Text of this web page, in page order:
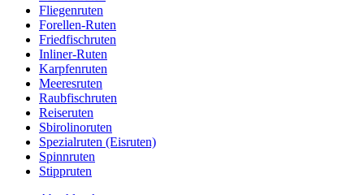
Fliegenruten
Forellen-Ruten
Friedfischruten
Inliner-Ruten
Karpfenruten
Meeresruten
Raubfischruten
Reiseruten
Sbirolinoruten
Spezialruten (Eisruten)
Spinnruten
Stippruten